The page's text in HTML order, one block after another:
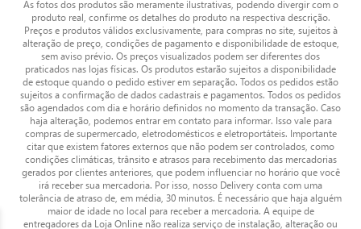
As fotos dos produtos são meramente ilustrativas, podendo divergir com o
produto real, confirme os detalhes do produto na respectiva descrição.
Preços e produtos válidos exclusivamente, para compras no site, sujeitos à
alteração de preço, condições de pagamento e disponibilidade de estoque,
sem aviso prévio. Os preços visualizados podem ser diferentes dos
praticados nas lojas físicas. Os produtos estarão sujeitos a disponibilidade
de estoque quando o pedido estiver em separação. Todos os pedidos estão
sujeitos a confirmação de dados cadastrais e pagamentos. Todos os pedidos
são agendados com dia e horário definidos no momento da transação. Caso
haja alteração, podemos entrar em contato para informar. Isso vale para
compras de supermercado, eletrodomésticos e eletroportáteis. Importante
citar que existem fatores externos que não podem ser controlados, como
condições climáticas, trânsito e atrasos para recebimento das mercadorias
gerados por clientes anteriores, que podem influenciar no horário que você
irá receber sua mercadoria. Por isso, nosso Delivery conta com uma
tolerância de atraso de, em média, 30 minutos. É necessário que haja alguém
maior de idade no local para receber a mercadoria. A equipe de
entregadores da Loja Online não realiza serviço de instalação, alteração ou